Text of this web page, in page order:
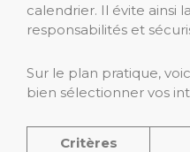
calendrier. Il évite ainsi
responsabilités et
Sur le plan pratique,
bien sélectionner vos
Critères